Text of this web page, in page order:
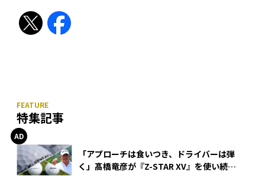
特集記事
「アプローチは食いつき、ドライバーは弾
く」髙橋竜彦が『Z-STAR XV』を使い続け